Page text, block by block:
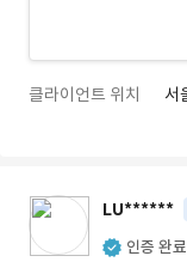
클라이언트 위치 서
LU******
인증 완료